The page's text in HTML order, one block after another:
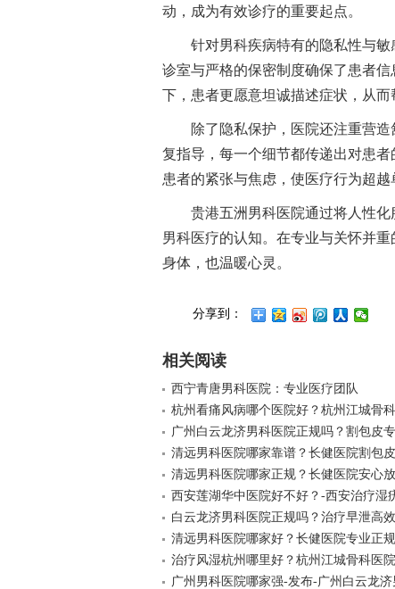
动，成为有效诊疗的重要起点。
针对男科疾病特有的隐私性与
诊室与严格的保密制度确保了患者
下，患者更愿意坦诚描述症状，从
除了隐私保护，医院还注重营
复指导，每一个细节都传递出对患
患者的紧张与焦虑，使医疗行为超
贵港五洲男科医院通过将人性
男科医疗的认知。在专业与关怀并
身体，也温暖心灵。
分享到：
相关阅读
西宁青唐男科医院：专业医疗团队
杭州看痛风病哪个医院好？杭州江城骨
广州白云龙济男科医院正规吗？割包皮
清远男科医院哪家靠谱？长健医院割包
清远男科医院哪家正规？长健医院安心
西安莲湖华中医院好不好？-西安治疗湿
白云龙济男科医院正规吗？治疗早泄高
清远男科医院哪家好？长健医院专业正规
治疗风湿杭州哪里好？杭州江城骨科医
广州男科医院哪家强-发布-广州白云龙济